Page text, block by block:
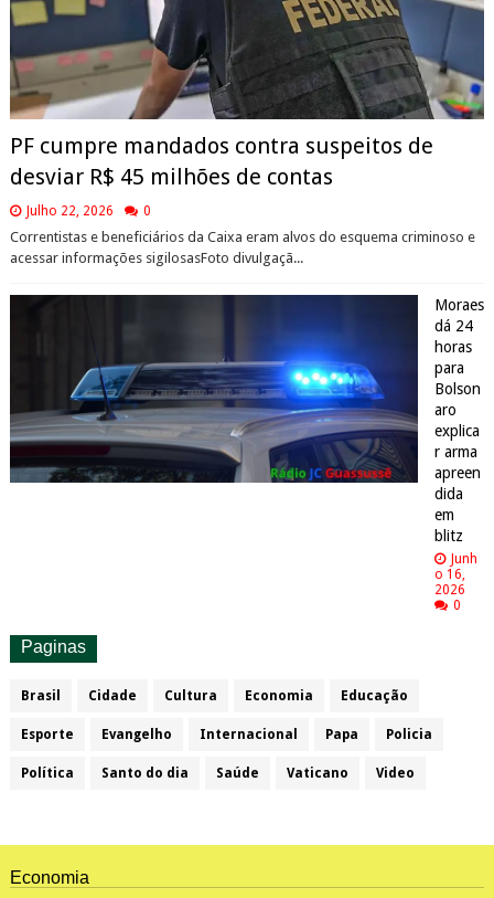
PF cumpre mandados contra suspeitos de
desviar R$ 45 milhões de contas
Julho 22, 2026 0
Correntistas e beneficiários da Caixa eram alvos do esquema criminoso e
acessar informações sigilosasFoto divulgaçã...
Moraes
dá 24
horas
para
Bolson
aro
explica
r arma
apreen
dida
em
blitz
Junh
o 16,
2026
0
Paginas
Brasil Cidade Cultura Economia Educação
Esporte Evangelho Internacional Papa Policia
Política Santo do dia Saúde Vaticano Video
Economia